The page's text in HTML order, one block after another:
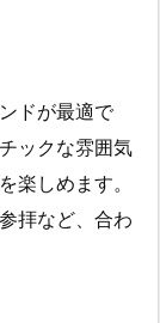
ドが最適で
ックな雰囲気
楽しめます。
拝など、合わ